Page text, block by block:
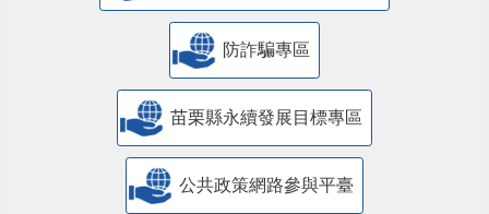
防詐騙專區
苗栗縣永續發展目標專區
公共政策網路參與平臺